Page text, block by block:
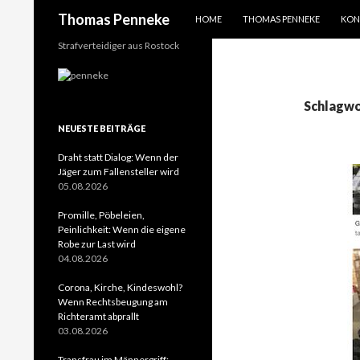
Thomas Penneke
HOME
THOMAS PENNEKE
Strafverteidiger aus Rostock
NEUESTE BEITRÄGE
Draht statt Dialog: Wenn der
Jäger zum Fallensteller wird
05.08.2026
Promille, Pöbeleien,
Peinlichkeit: Wenn die eigene
Robe zur Last wird
04.08.2026
Corona, Kirche, Kindeswohl?
Wenn Rechtsbeugung am
Richteramt abprallt
03.08.2026